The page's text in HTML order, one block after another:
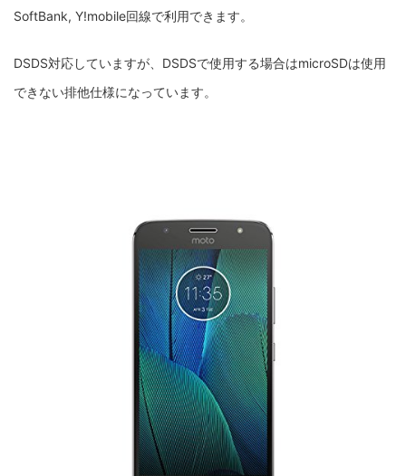
SoftBank, Y!mobile回線で利用できます。
DSDS対応していますが、DSDSで使用する場合はmicroSDは使用
できない排他仕様になっています。